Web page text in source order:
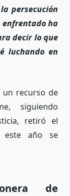
persecución
enfrentado ha
decir lo que
luchando en
un recurso de
siguiendo
retiró el
este año se
de